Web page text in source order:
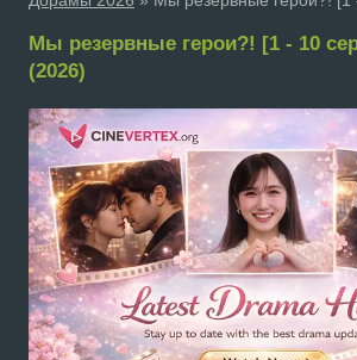
Мы резервные герои?! [1 - 10
(2026)